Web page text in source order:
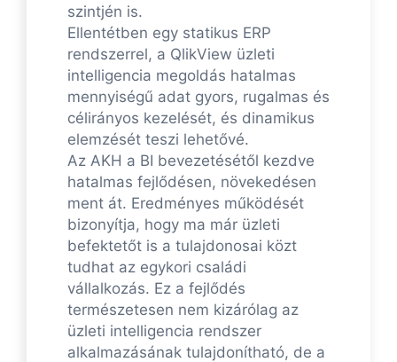
szintjén is.
Ellentétben egy statikus ERP
rendszerrel, a QlikView üzleti
intelligencia megoldás hatalmas
mennyiségű adat gyors, rugalmas és
célirányos kezelését, és dinamikus
elemzését teszi lehetővé.
Az AKH a BI bevezetésétől kezdve
hatalmas fejlődésen, növekedésen
ment át. Eredményes működését
bizonyítja, hogy ma már üzleti
befektetőt is a tulajdonosai közt
tudhat az egykori családi
vállalkozás. Ez a fejlődés
természetesen nem kizárólag az
üzleti intelligencia rendszer
alkalmazásának tulajdonítható, de a